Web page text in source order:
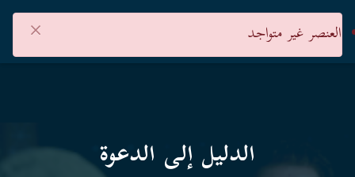
العنصر غير متواجد ×
الدليل إلى الدعوة